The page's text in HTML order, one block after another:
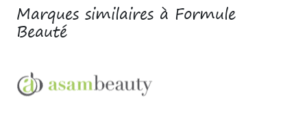
Marques similaires à Formule
Beauté